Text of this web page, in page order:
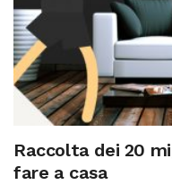
Raccolta dei 20
fare a casa